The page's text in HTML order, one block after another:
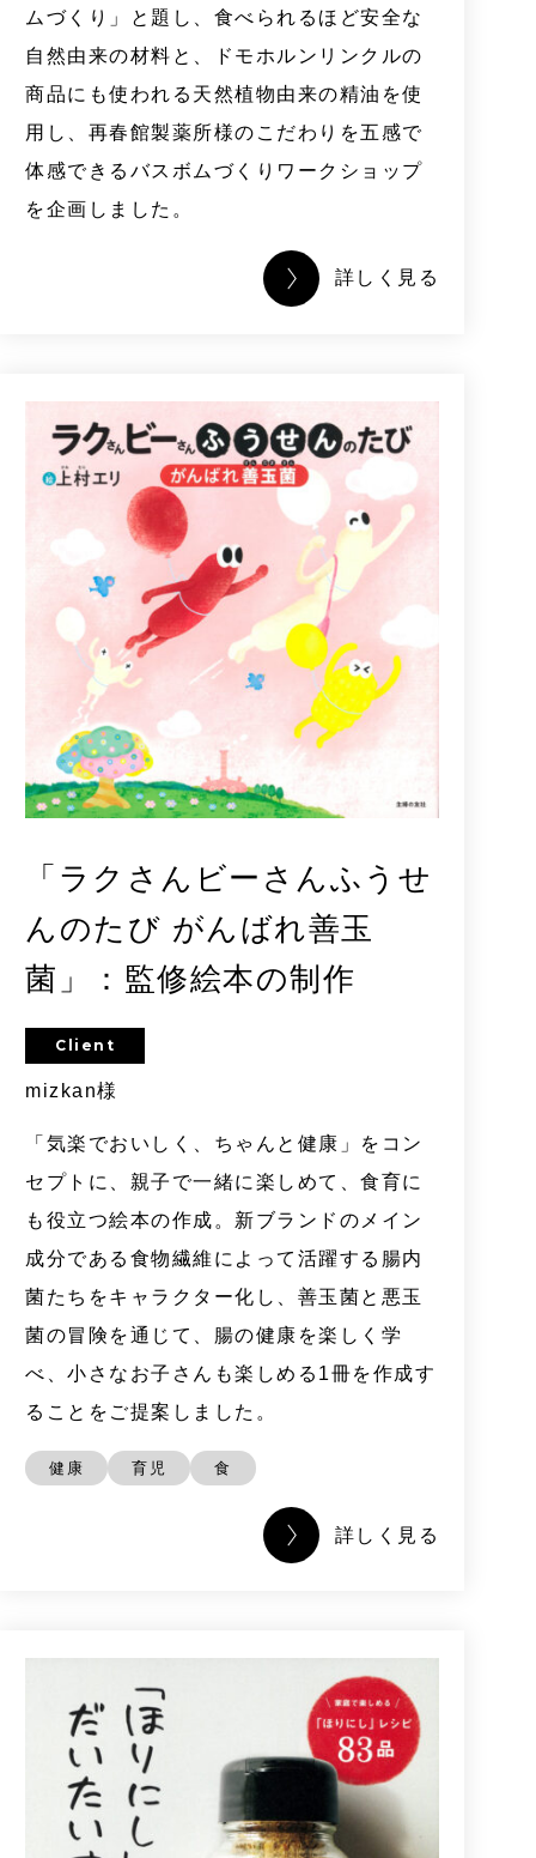
ムづくり」と題し、食べられるほど安全な
自然由来の材料と、ドモホルンリンクルの
商品にも使われる天然植物由来の精油を使
用し、再春館製薬所様のこだわりを五感で
体感できるバスボムづくりワークショップ
を企画しました。
詳しく見る
「ラクさんビーさんふうせ
んのたび がんばれ善玉
菌」：監修絵本の制作
Client
mizkan様
「気楽でおいしく、ちゃんと健康」をコン
セプトに、親子で一緒に楽しめて、食育に
も役立つ絵本の作成。新ブランドのメイン
成分である食物繊維によって活躍する腸内
菌たちをキャラクター化し、善玉菌と悪玉
菌の冒険を通じて、腸の健康を楽しく学
べ、小さなお子さんも楽しめる1冊を作成す
ることをご提案しました。
健康 育児 食
詳しく見る